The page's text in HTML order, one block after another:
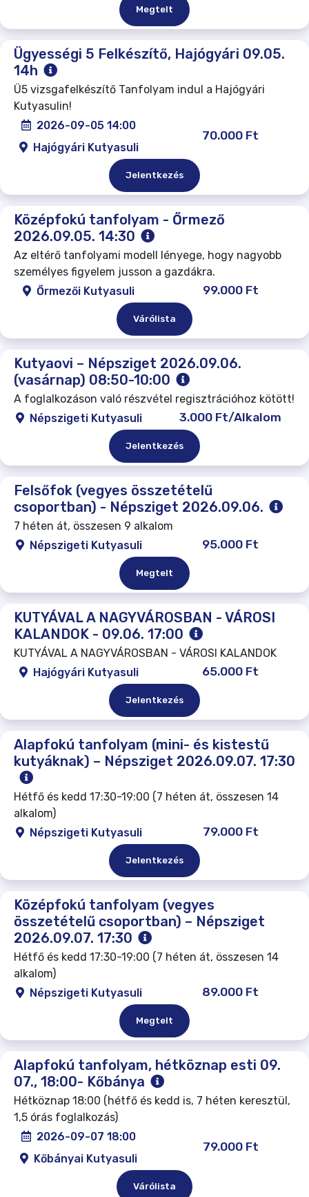
Megtelt
Ügyességi 5 Felkészítő, Hajógyári 09.05.
14h
Ü5 vizsgafelkészítő Tanfolyam indul a Hajógyári
Kutyasulin!
2026-09-05 14:00
Hajógyári Kutyasuli
70.000 Ft
Jelentkezés
Középfokú tanfolyam - Őrmező
2026.09.05. 14:30
Az eltérő tanfolyami modell lényege, hogy nagyobb
személyes figyelem jusson a gazdákra.
Őrmezői Kutyasuli
99.000 Ft
Várólista
Kutyaovi – Népsziget 2026.09.06.
(vasárnap) 08:50-10:00
A foglalkozáson való részvétel regisztrációhoz kötött!
Népszigeti Kutyasuli
3.000 Ft/Alkalom
Jelentkezés
Felsőfok (vegyes összetételű
csoportban) - Népsziget 2026.09.06.
7 héten át, összesen 9 alkalom
Népszigeti Kutyasuli
95.000 Ft
Megtelt
KUTYÁVAL A NAGYVÁROSBAN - VÁROSI
KALANDOK - 09.06. 17:00
KUTYÁVAL A NAGYVÁROSBAN - VÁROSI KALANDOK
Hajógyári Kutyasuli
65.000 Ft
Jelentkezés
Alapfokú tanfolyam (mini- és kistestű
kutyáknak) – Népsziget 2026.09.07. 17:30
Hétfő és kedd 17:30-19:00 (7 héten át, összesen 14
alkalom)
Népszigeti Kutyasuli
79.000 Ft
Jelentkezés
Középfokú tanfolyam (vegyes
összetételű csoportban) – Népsziget
2026.09.07. 17:30
Hétfő és kedd 17:30-19:00 (7 héten át, összesen 14
alkalom)
Népszigeti Kutyasuli
89.000 Ft
Megtelt
Alapfokú tanfolyam, hétköznap esti 09.
07., 18:00- Kőbánya
Hétköznap 18:00 (hétfő és kedd is, 7 héten keresztül,
1,5 órás foglalkozás)
2026-09-07 18:00
Kőbányai Kutyasuli
79.000 Ft
Várólista